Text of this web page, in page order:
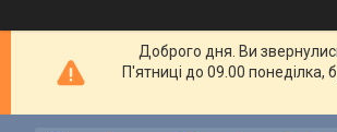
Доброго дня. Ви
П'ятниці до 09.00 понеділка,